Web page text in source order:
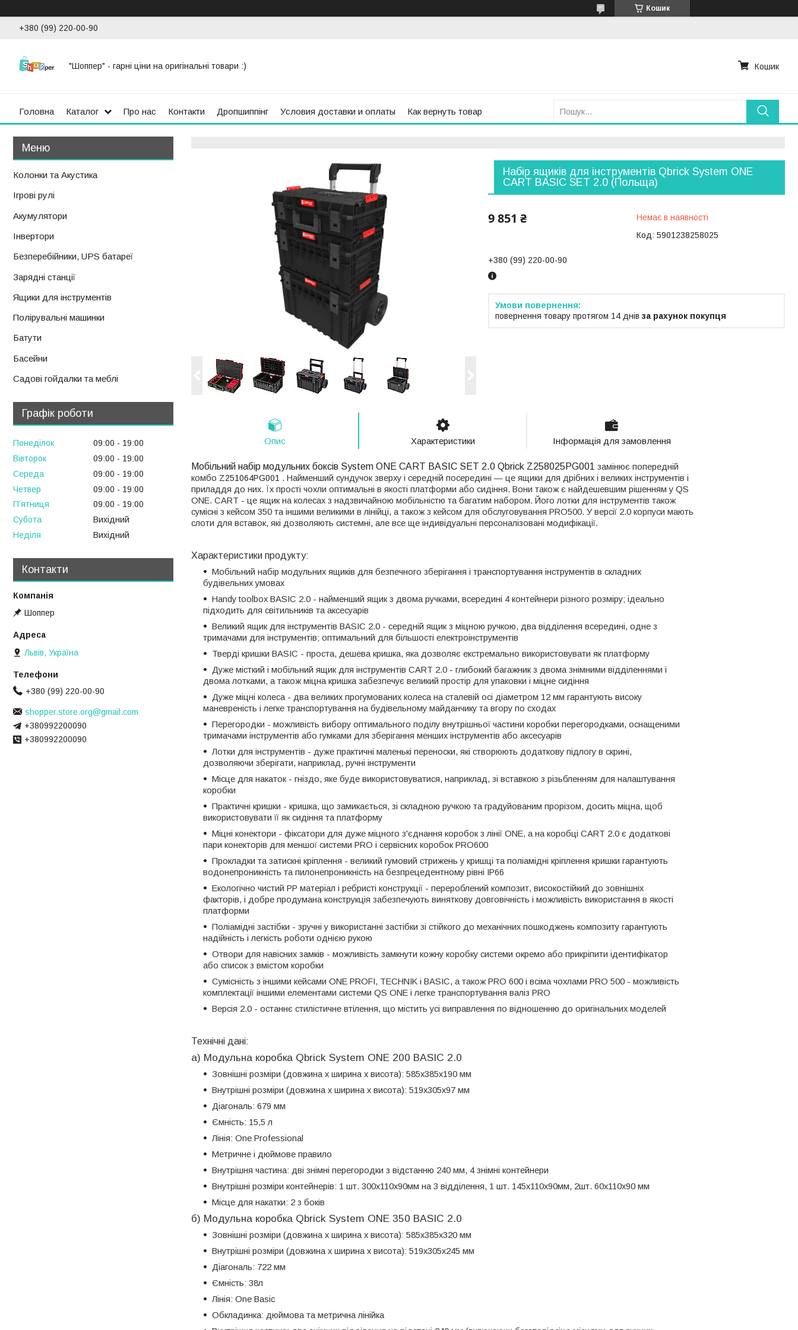
Кошик
+380 (99) 220-00-90
"Шоппер" - гарні ціни на оригінальні товари :) Кошик
Головна Каталог Про нас Контакти Дропшиппінг Условия доставки и оплаты Как вернуть товар
Набір ящиків для інструментів Qbrick System ONE
CART BASIC SET 2.0 (Польща)
9 851 ₴
Немає в наявності
Код: 5901238258025
+380 (99) 220-00-90
повернення товару протягом 14 днів за рахунок покупця
Опис Характеристики Інформація для замовлення
Мобільний набір модульних боксів System ONE CART BASIC SET 2.0 Qbrick Z258025PG001 замінює попередній
комбо Z251064PG001 . Найменший сундучок зверху і середній посередині — це ящики для дрібних і великих інструментів і
приладдя до них. Їх прості чохли оптимальні в якості платформи або сидіння. Вони також є найдешевшим рішенням у QS
ONE. CART - це ящик на колесах з надзвичайною мобільністю та багатим набором. Його лотки для інструментів також
сумісні з кейсом 350 та іншими великими в лінійці, а також з кейсом для обслуговування PRO500. У версії 2.0 корпуси мають
слоти для вставок, які дозволяють системні, але все ще індивідуальні персоналізовані модифікації.
Характеристики продукту:
Мобільний набір модульних ящиків для безпечного зберігання і транспортування інструментів в складних
будівельних умовах
Handy toolbox BASIC 2.0 - найменший ящик з двома ручками, всередині 4 контейнери різного розміру; ідеально
підходить для світильників та аксесуарів
Великий ящик для інструментів BASIC 2.0 - середній ящик з міцною ручкою, два відділення всередині, одне з
тримачами для інструментів; оптимальний для більшості електроінструментів
Тверді кришки BASIC - проста, дешева кришка, яка дозволяє екстремально використовувати як платформу
Дуже місткий і мобільний ящик для інструментів CART 2.0 - глибокий багажник з двома знімними відділеннями і
двома лотками, а також міцна кришка забезпечує великий простір для упаковки і міцне сидіння
Дуже міцні колеса - два великих прогумованих колеса на сталевій осі діаметром 12 мм гарантують високу
маневреність і легке транспортування на будівельному майданчику та вгору по сходах
Перегородки - можливість вибору оптимального поділу внутрішньої частини коробки перегородками, оснащеними
тримачами інструментів або гумками для зберігання менших інструментів або аксесуарів
Лотки для інструментів - дуже практичні маленькі переноски, які створюють додаткову підлогу в скрині,
дозволяючи зберігати, наприклад, ручні інструменти
Місце для накаток - гніздо, яке буде використовуватися, наприклад, зі вставкою з різьбленням для налаштування
коробки
Практичні кришки - кришка, що замикається, зі складною ручкою та градуйованим прорізом, досить міцна, щоб
використовувати її як сидіння та платформу
Міцні конектори - фіксатори для дуже міцного з'єднання коробок з лінії ONE, а на коробці CART 2.0 є додаткові
пари конекторів для меншої системи PRO і сервісних коробок PRO600
Прокладки та затискні кріплення - великий гумовий стрижень у кришці та поліамідні кріплення кришки гарантують
водонепроникність та пилонепроникність на безпрецедентному рівні IP66
Екологічно чистий PP матеріал і ребристі конструкції - перероблений композит, високостійкий до зовнішніх
факторів, і добре продумана конструкція забезпечують виняткову довговічність і можливість використання в якості
платформи
Поліамідні застібки - зручні у використанні застібки зі стійкого до механічних пошкоджень композиту гарантують
надійність і легкість роботи однією рукою
Отвори для навісних замків - можливість замкнути кожну коробку системи окремо або прикріпити ідентифікатор
або список з вмістом коробки
Сумісність з іншими кейсами ONE PROFI, TECHNIK і BASIC, а також PRO 600 і всіма чохлами PRO 500 - можливість
комплектації іншими елементами системи QS ONE і легке транспортування валіз PRO
Версія 2.0 - останнє стилістичне втілення, що містить усі виправлення по відношенню до оригінальних моделей
Технічні дані:
a) Модульна коробка Qbrick System ONE 200 BASIC 2.0
Зовнішні розміри (довжина х ширина х висота): 585x385x190 мм
Внутрішні розміри (довжина х ширина х висота): 519x305x97 мм
Діагональ: 679 мм
Ємність: 15,5 л
Лінія: One Professional
Метричне і дюймове правило
Внутрішня частина: дві знімні перегородки з відстанню 240 мм, 4 знімні контейнери
Внутрішні розміри контейнерів: 1 шт. 300х110х90мм на 3 відділення, 1 шт. 145х110х90мм, 2шт. 60х110х90 мм
Місце для накатки: 2 з боків
б) Модульна коробка Qbrick System ONE 350 BASIC 2.0
Зовнішні розміри (довжина х ширина х висота): 585x385x320 мм
Внутрішні розміри (довжина х ширина х висота): 519x305x245 мм
Діагональ: 722 мм
Ємність: 38л
Лінія: One Basic
Обкладинка: дюймова та метрична лінійка
Колонки та Акустика
Ігрові рулі
Акумулятори
Інвертори
Безперебійники, UPS батареї
Зарядні станції
Ящики для інструментів
Полірувальні машинки
Батути
Басейни
Садові гойдалки та меблі
Графік роботи
Понеділок 09:00
19:00
Вівторок
09:00
19:00
Середа
09:00
19:00
Четвер
09:00
19:00
Пʼятниця
09:00
19:00
Субота
Вихідний
Неділя
Вихідний
Контакти
Шоппер
Львів, Україна
+380 (99) 220-00-90
shopper.store.org@gmail.com
+380992200090
+380992200090